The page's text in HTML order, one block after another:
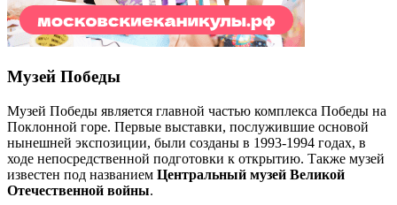
Музей Победы
Музей Победы является главной частью комплекса Победы на
Поклонной горе. Первые выставки, послужившие основой
нынешней экспозиции, были созданы в 1993-1994 годах, в
ходе непосредственной подготовки к открытию. Также музей
известен под названием Центральный музей Великой
Отечественной войны.